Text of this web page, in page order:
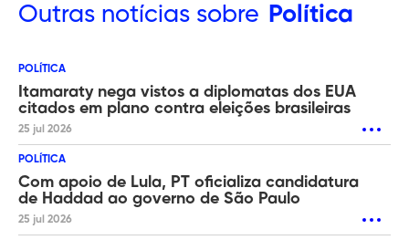
Outras notícias sobre Política
POLÍTICA
Itamaraty nega vistos a diplomatas dos EUA
citados em plano contra eleições brasileiras
25 jul 2026
POLÍTICA
Com apoio de Lula, PT oficializa candidatura
de Haddad ao governo de São Paulo
25 jul 2026